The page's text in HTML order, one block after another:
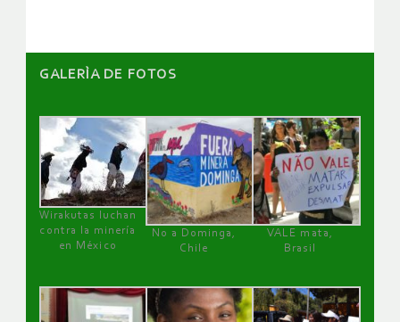
GALERÌA DE FOTOS
Wirakutas luchan
contra la minería
en México
No a Dominga,
Chile
VALE mata,
Brasil